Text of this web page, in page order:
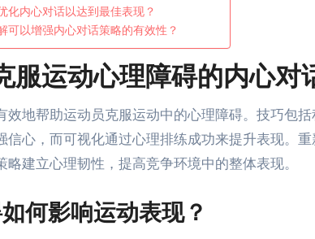
化内心对话以达到最佳表现？
可以增强内心对话策略的有效性？
服运动心理障碍的内心对
效地帮助运动员克服运动中的心理障碍。技巧包
信心，而可视化通过心理排练成功来提升表现。
略建立心理韧性，提高竞争环境中的整体表现。
何影响运动表现？